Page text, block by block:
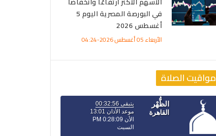
في البورصة المصرية اليوم 5
أغسطس 2026
الأربعاء 05 أغسطس 2026-04:24
مواقيت الصلاة